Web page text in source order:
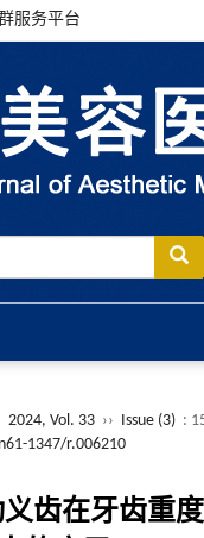
服务平台
2024, Vol. 33 ›› Issue (3) :
1347/r.006210
义齿在牙齿重